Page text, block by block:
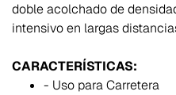
doble acolchado de
intensivo en largas
CARACTERÍSTICAS:
- Uso para Carretera